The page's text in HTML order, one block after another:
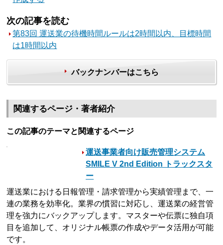
次の記事を読む
第83回 運送業の待機時間ルールは2時間以内、目標時間
は1時間以内
バックナンバーはこちら
関連するページ・著者紹介
この記事のテーマと関連するページ
運送事業者向け販売管理システム
SMILE V 2nd Edition トラックスタ
ー
運送業における日報管理・請求管理から実績管理まで、一
連の業務を効率化。業界の慣習に対応し、運送業の経営管
理を強力にバックアップします。マスターや伝票に独自項
目を追加して、オリジナル帳票の作成やデータ活用が可能
です。